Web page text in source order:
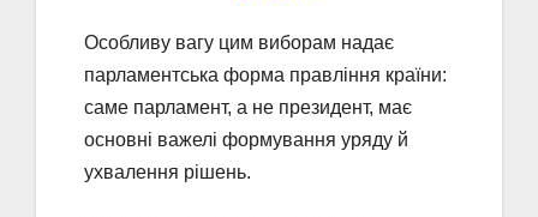
Особливу вагу цим виборам надає
парламентська форма правління країни:
саме парламент, а не президент, має
основні важелі формування уряду й
ухвалення рішень.